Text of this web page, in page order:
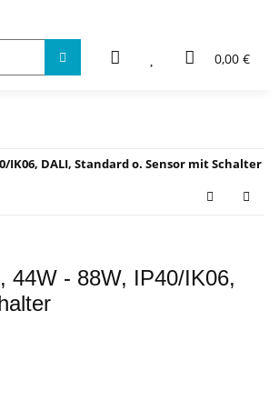
0,00 €
IK06, DALI, Standard o. Sensor mit Schalter
44W - 88W, IP40/IK06,